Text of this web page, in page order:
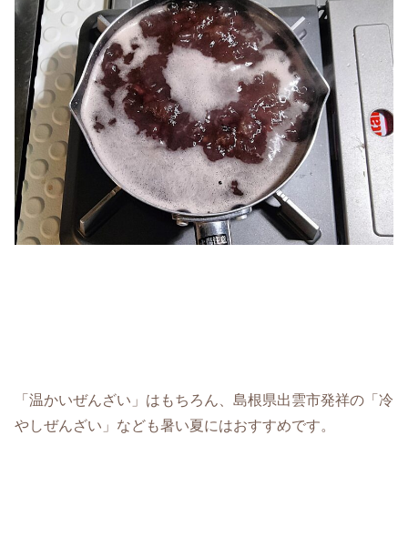
「温かいぜんざい」はもちろん、島根県出雲市発祥の「冷
やしぜんざい」なども暑い夏にはおすすめです。